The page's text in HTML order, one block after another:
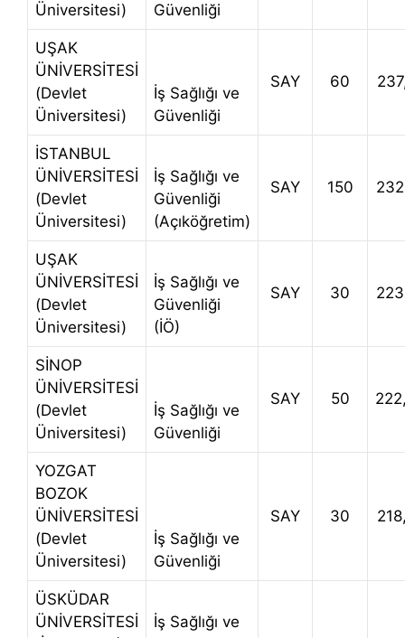
Üniversitesi)
Güvenliği
UŞAK
ÜNİVERSİTESİ
(Devlet
Üniversitesi)
İş Sağlığı ve
Güvenliği
SAY 60
İSTANBUL
ÜNİVERSİTESİ
(Devlet
Üniversitesi)
İş Sağlığı ve
Güvenliği
(Açıköğretim)
SAY 150
UŞAK
ÜNİVERSİTESİ
(Devlet
Üniversitesi)
İş Sağlığı ve
Güvenliği
(İÖ)
SAY 30
SİNOP
ÜNİVERSİTESİ
(Devlet
Üniversitesi)
İş Sağlığı ve
Güvenliği
SAY 50
YOZGAT
BOZOK
ÜNİVERSİTESİ
(Devlet
Üniversitesi)
İş Sağlığı ve
Güvenliği
SAY 30
ÜSKÜDAR
ÜNİVERSİTESİ
İş Sağlığı ve